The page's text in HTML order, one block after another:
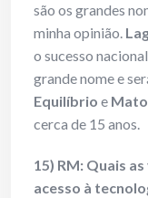
são os grandes
minha opinião.
o sucesso
grande nome e
Equilíbrio e Mato
cerca de 15 anos.
15) RM: Quais
acesso à